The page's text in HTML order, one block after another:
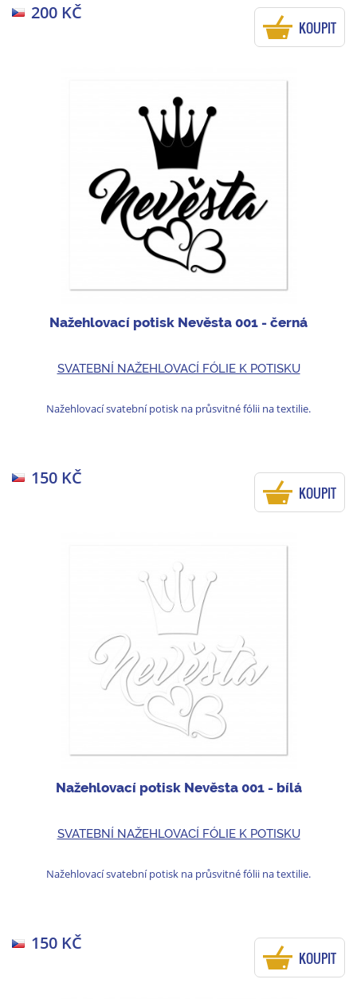
200 KČ
KOUPIT
Nažehlovací potisk Nevěsta 001 - černá
SVATEBNÍ NAŽEHLOVACÍ FÓLIE K POTISKU
Nažehlovací svatební potisk na průsvitné fólii na textilie.
150 KČ
KOUPIT
Nažehlovací potisk Nevěsta 001 - bílá
SVATEBNÍ NAŽEHLOVACÍ FÓLIE K POTISKU
Nažehlovací svatební potisk na průsvitné fólii na textilie.
150 KČ
KOUPIT